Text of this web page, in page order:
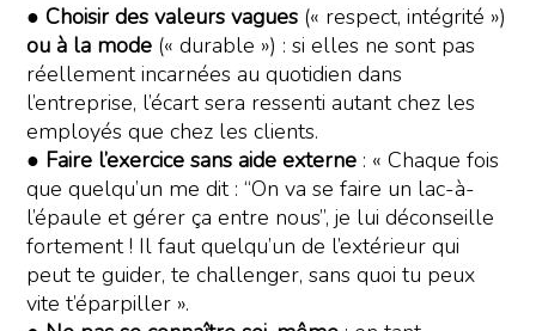
●Choisir des valeurs vagues (« respect, intégrité »)
ou à la mode (« durable ») : si elles ne sont pas
réellement incarnées au quotidien dans
l’entreprise, l’écart sera ressenti autant chez les
employés que chez les clients.
● Faire l’exercice sans aide externe : « Chaque fois
que quelqu’un me dit : “On va se faire un lac-à-
l’épaule et gérer ça entre nous”, je lui déconseille
fortement ! Il faut quelqu’un de l’extérieur qui
peut te guider, te challenger, sans quoi tu peux
vite t’éparpiller ».